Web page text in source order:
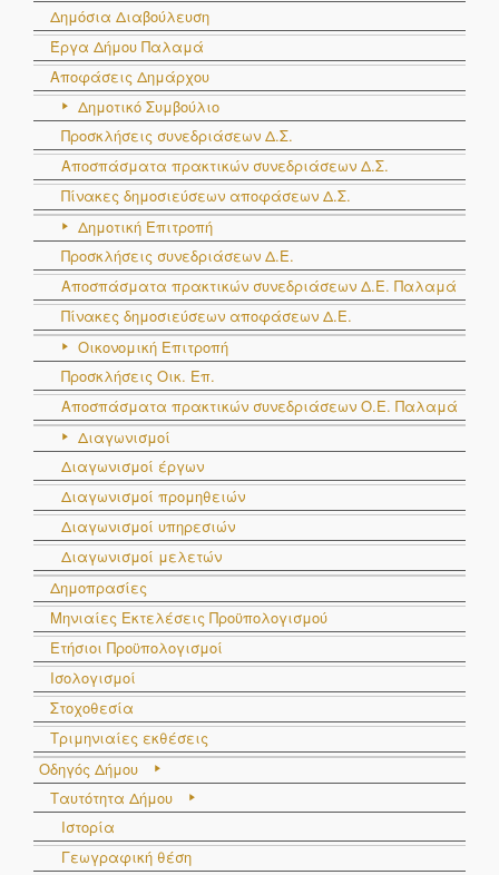
Δημόσια Διαβούλευση
Έργα Δήμου Παλαμά
Αποφάσεις Δημάρχου
Δημοτικό Συμβούλιο
Προσκλήσεις συνεδριάσεων Δ.Σ.
Αποσπάσματα πρακτικών συνεδριάσεων Δ.Σ.
Πίνακες δημοσιεύσεων αποφάσεων Δ.Σ.
Δημοτική Επιτροπή
Προσκλήσεις συνεδριάσεων Δ.Ε.
Αποσπάσματα πρακτικών συνεδριάσεων Δ.E. Παλαμά
Πίνακες δημοσιεύσεων αποφάσεων Δ.Ε.
Οικονομική Επιτροπή
Προσκλήσεις Οικ. Επ.
Αποσπάσματα πρακτικών συνεδριάσεων Ο.E. Παλαμά
Διαγωνισμοί
Διαγωνισμοί έργων
Διαγωνισμοί προμηθειών
Διαγωνισμοί υπηρεσιών
Διαγωνισμοί μελετών
Δημοπρασίες
Μηνιαίες Εκτελέσεις Προϋπολογισμού
Ετήσιοι Προϋπολογισμοί
Ισολογισμοί
Στοχοθεσία
Τριμηνιαίες εκθέσεις
Οδηγός Δήμου
Ταυτότητα Δήμου
Ιστορία
Γεωγραφική θέση